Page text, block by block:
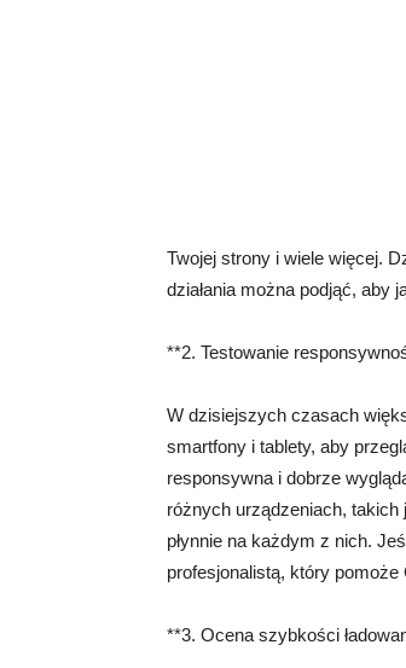
Twojej strony i wiele więcej.
działania można podjąć, aby
**2. Testowanie
W dzisiejszych czasach
smartfony i tablety, aby
responsywna i dobrze
różnych urządzeniach, takich
płynnie na każdym z nich.
profesjonalistą, który
**3. Ocena szybkości